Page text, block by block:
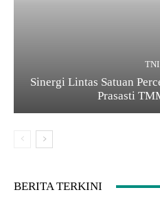
TNI
Sinergi Lintas Satuan
Prasasti
BERITA TERKINI